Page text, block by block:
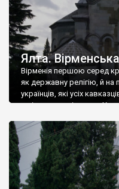
Ялта.
Вірменія першою серед
як державну релігію, й на
українців, які усіх
є відданими вірянами